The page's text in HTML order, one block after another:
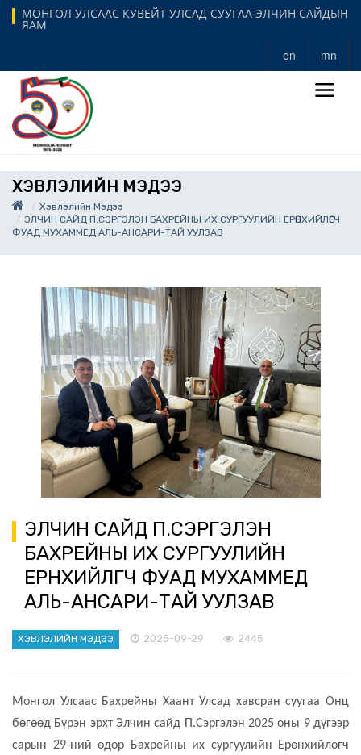
МОНГОЛ УЛСААС КУВЕЙТ УЛСАД СУУГАА ЭЛЧИН САЙДЫН
ЯАМ
en mn
ХЭВЛЭЛИЙН МЭДЭЭ
Хэвлэлийн Мэдээ
ЭЛЧИН САЙД П.СЭРГЭЛЭН БАХРЕЙНЫ ИХ СУРГУУЛИЙН ЕРӨНХИЙЛӨГЧ
ФУАД МУХАММЕД АЛЬ-АНСАРИ-ТАЙ УУЛЗАВ
ЭЛЧИН САЙД П.СЭРГЭЛЭН
БАХРЕЙНЫ ИХ СУРГУУЛИЙН
ЕРӨНХИЙЛӨГЧ ФУАД МУХАММЕД
АЛЬ-АНСАРИ-ТАЙ УУЛЗАВ
ХЭВЛЭЛИЙН МЭДЭЭ 2025-09-29 2445
Монгол Улсаас Бахрейны Хаант Улсад хавсран суугаа Онц
бөгөөд Бүрэн эрхт Элчин сайд П.Сэргэлэн 2025 оны 9 дүгээр
сарын 29-ний өдөр Бахрейны их сургуулийн Ерөнхийлөгч